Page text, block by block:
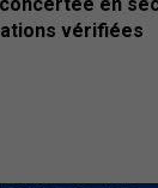
vérifiées